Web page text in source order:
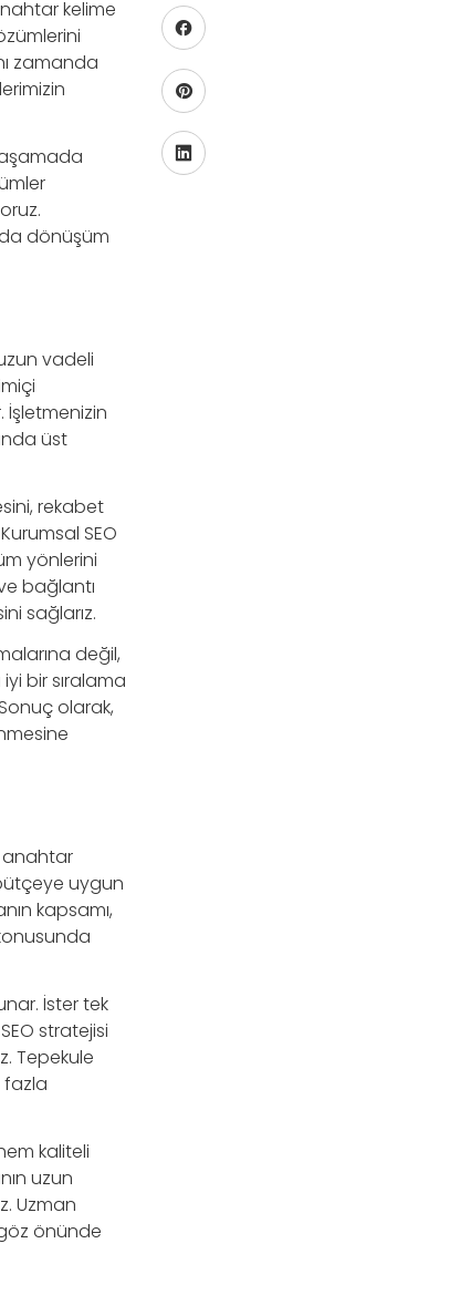
kelime
zamanda
dönüşüm
vadeli
İşletmenizin
üst
rekabet
SEO
yönlerini
bağlantı
sağlarız.
değil,
bir sıralama
olarak,
anahtar
uygun
kapsamı,
İster tek
stratejisi
Tepekule
fazla
kaliteli
uzun
Uzman
göz önünde